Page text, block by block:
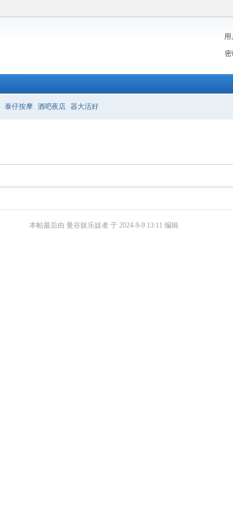
用
密
泰仔按摩 酒吧夜店 器大活好
本帖最后由 曼谷娱乐妓者 于 2024-9-9 13:11 编辑